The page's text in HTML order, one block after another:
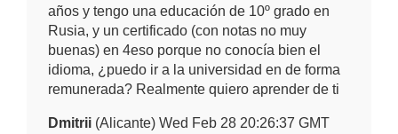
años y tengo una educación de 10º grado en
Rusia, y un certificado (con notas no muy
buenas) en 4eso porque no conocía bien el
idioma, ¿puedo ir a la universidad en de forma
remunerada? Realmente quiero aprender de ti
Dmitrii (Alicante) Wed Feb 28 20:26:37 GMT